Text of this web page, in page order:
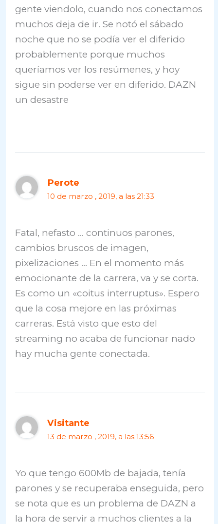
gente viendolo, cuando nos conectamos
muchos deja de ir. Se notó el sábado
noche que no se podía ver el diferido
probablemente porque muchos
queríamos ver los resúmenes, y hoy
sigue sin poderse ver en diferido. DAZN
un desastre
Perote
10 de marzo , 2019, a las 21:33
Fatal, nefasto … continuos parones,
cambios bruscos de imagen,
pixelizaciones … En el momento más
emocionante de la carrera, va y se corta.
Es como un «coitus interruptus». Espero
que la cosa mejore en las próximas
carreras. Está visto que esto del
streaming no acaba de funcionar nado
hay mucha gente conectada.
Visitante
13 de marzo , 2019, a las 13:56
Yo que tengo 600Mb de bajada, tenía
parones y se recuperaba enseguida, pero
se nota que es un problema de DAZN a
la hora de servir a muchos clientes a la